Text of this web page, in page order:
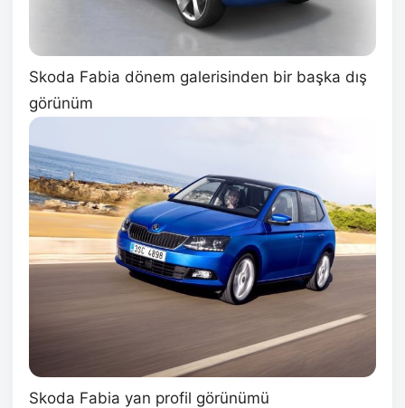
Skoda Fabia dönem galerisinden bir başka dış
görünüm
Skoda Fabia yan profil görünümü